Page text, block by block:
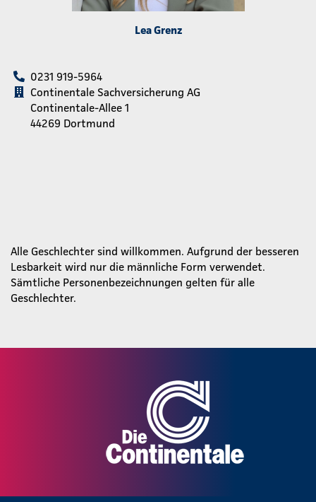
Lea Grenz
0231 919-5964
Continentale Sachversicherung AG
Continentale-Allee 1
44269 Dortmund
Alle Geschlechter sind willkommen. Aufgrund der besseren
Lesbarkeit wird nur die männliche Form verwendet.
Sämtliche Personenbezeichnungen gelten für alle
Geschlechter.